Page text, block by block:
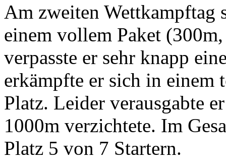
Am zweiten Wettkampftag
einem vollem Paket
verpasste er sehr knapp
erkämpfte er sich in einem
Platz. Leider verausgabte
1000m verzichtete. Im
Platz 5 von 7 Startern.